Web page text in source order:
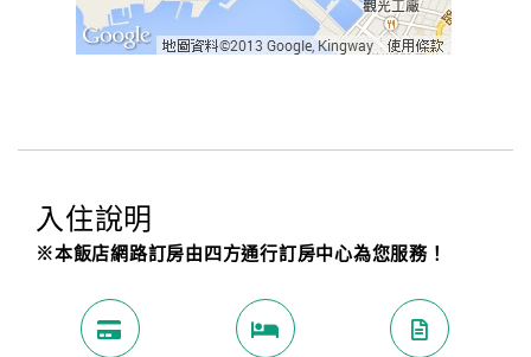
入住說明
※本飯店網路訂房由四方通行訂房中心為您服務！